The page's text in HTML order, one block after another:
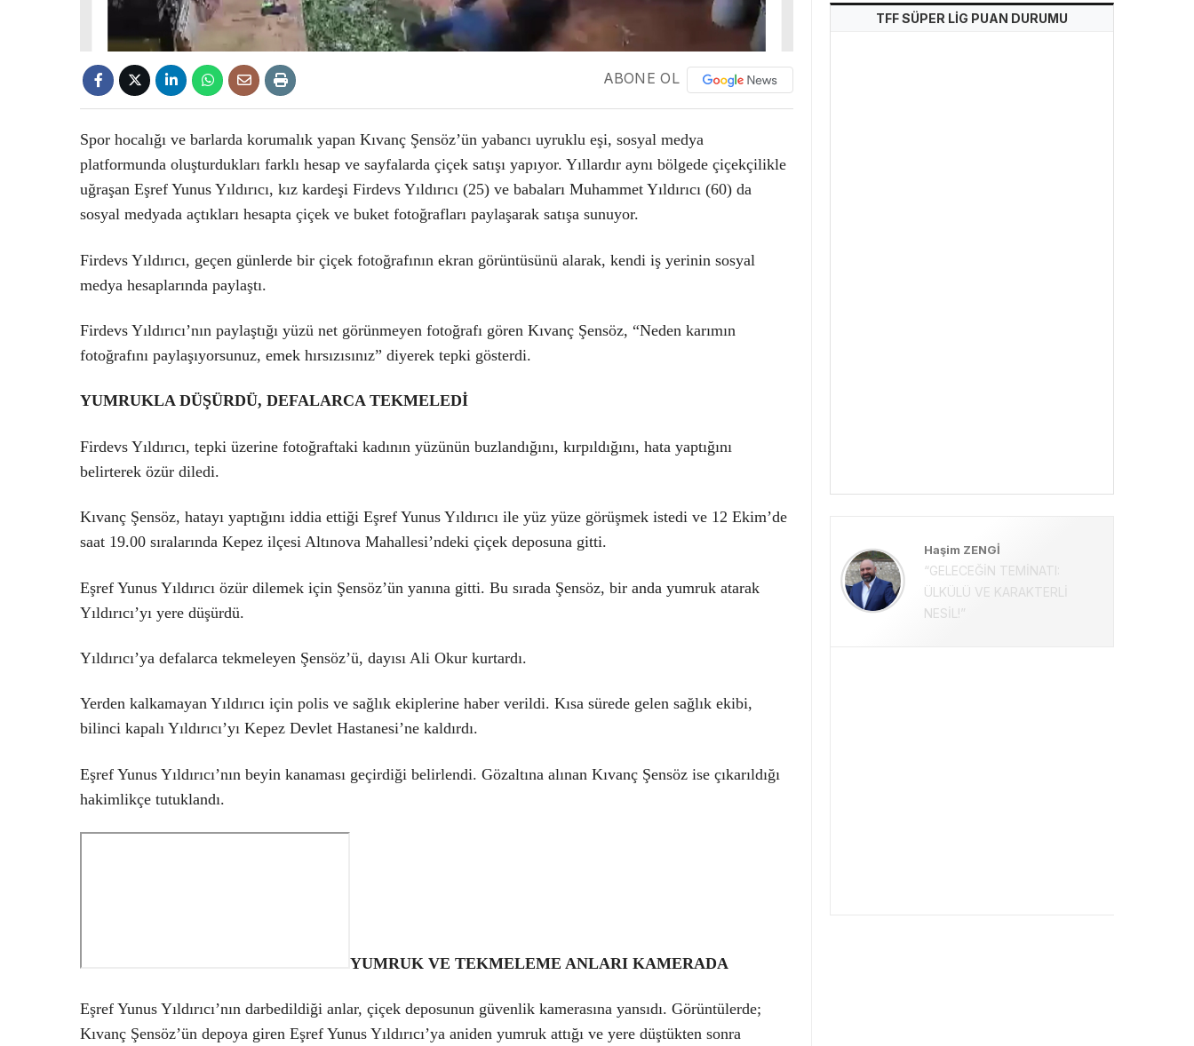
ABONE OL
Spor hocalığı ve barlarda korumalık yapan Kıvanç Şensöz’ün yabancı uyruklu eşi, sosyal medya
platformunda oluşturdukları farklı hesap ve sayfalarda çiçek satışı yapıyor. Yıllardır aynı bölgede çiçekçilikle
uğraşan Eşref Yunus Yıldırıcı, kız kardeşi Firdevs Yıldırıcı (25) ve babaları Muhammet Yıldırıcı (60) da
sosyal medyada açtıkları hesapta çiçek ve buket fotoğrafları paylaşarak satışa sunuyor.
Firdevs Yıldırıcı, geçen günlerde bir çiçek fotoğrafının ekran görüntüsünü alarak, kendi iş yerinin sosyal
medya hesaplarında paylaştı.
Firdevs Yıldırıcı’nın paylaştığı yüzü net görünmeyen fotoğrafı gören Kıvanç Şensöz, “Neden karımın
fotoğrafını paylaşıyorsunuz, emek hırsızısınız” diyerek tepki gösterdi.
YUMRUKLA DÜŞÜRDÜ, DEFALARCA TEKMELEDİ
Firdevs Yıldırıcı, tepki üzerine fotoğraftaki kadının yüzünün buzlandığını, kırpıldığını, hata yaptığını
belirterek özür diledi.
Kıvanç Şensöz, hatayı yaptığını iddia ettiği Eşref Yunus Yıldırıcı ile yüz yüze görüşmek istedi ve 12 Ekim’de
saat 19.00 sıralarında Kepez ilçesi Altınova Mahallesi’ndeki çiçek deposuna gitti.
Eşref Yunus Yıldırıcı özür dilemek için Şensöz’ün yanına gitti. Bu sırada Şensöz, bir anda yumruk atarak
Yıldırıcı’yı yere düşürdü.
Yıldırıcı’ya defalarca tekmeleyen Şensöz’ü, dayısı Ali Okur kurtardı.
Yerden kalkamayan Yıldırıcı için polis ve sağlık ekiplerine haber verildi. Kısa sürede gelen sağlık ekibi,
bilinci kapalı Yıldırıcı’yı Kepez Devlet Hastanesi’ne kaldırdı.
Eşref Yunus Yıldırıcı’nın beyin kanaması geçirdiği belirlendi. Gözaltına alınan Kıvanç Şensöz ise çıkarıldığı
hakimlikçe tutuklandı.
YUMRUK VE TEKMELEME ANLARI KAMERADA
Eşref Yunus Yıldırıcı’nın darbedildiği anlar, çiçek deposunun güvenlik kamerasına yansıdı. Görüntülerde;
Kıvanç Şensöz’ün depoya giren Eşref Yunus Yıldırıcı’ya aniden yumruk attığı ve yere düştükten sonra
TFF SÜPER LİG PUAN DURUMU
Haşim ZENGİ
“GELECEĞİN TEMİNATI:
ÜLKÜLÜ VE KARAKTERLİ
NESİL!”